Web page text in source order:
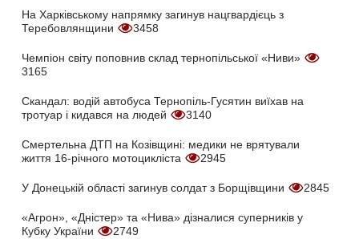
На Харківському напрямку загинув нацгвардієць з
Теребовлянщини
3458
Чемпіон світу поповнив склад тернопільської «Ниви»
3165
Скандал: водій автобуса Тернопіль-Гусятин виїхав на
тротуар і кидався на людей
3140
Смертельна ДТП на Козівщині: медики не врятували
життя 16-річного мотоцикліста
2945
У Донецькій області загинув солдат з Борщівщини 2845
«Агрон», «Дністер» та «Нива» дізналися суперників у
Кубку України
2749